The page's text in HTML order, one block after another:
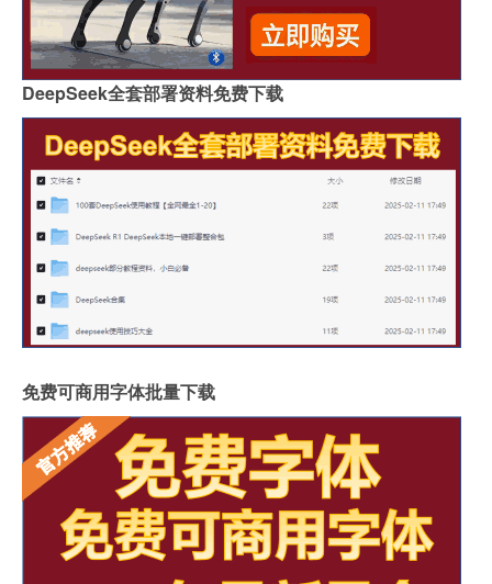
DeepSeek全套部署资料免费下载
免费可商用字体批量下载